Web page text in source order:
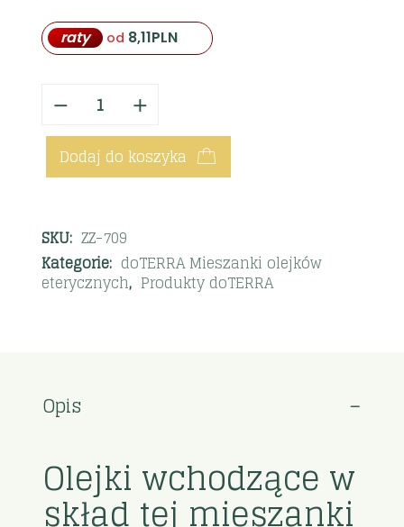
raty od 8,11PLN
Dodaj do koszyka
SKU: ZZ-709
Kategorie: doTERRA Mieszanki olejków
eterycznych, Produkty doTERRA
Opis
Olejki wchodzące w
skład tej mieszanki